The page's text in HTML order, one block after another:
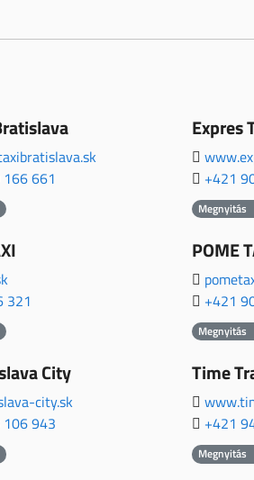
661
Expres
+421
Megnyitás
321
POME
+421
Megnyitás
City
city.sk
943
Time
+421
Megnyitás